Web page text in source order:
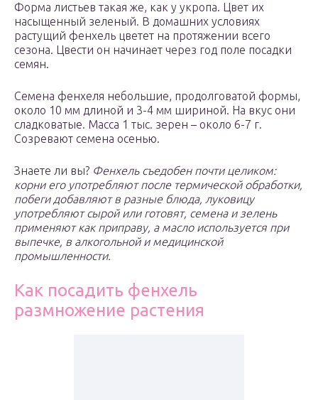
Форма листьев такая же, как у укропа. Цвет их
насыщенный зеленый. В домашних условиях
растущий фенхель цветет на протяжении всего
сезона. Цвести он начинает через год поле посадки
семян.
Семена фенхеля небольшие, продолговатой формы,
около 10 мм длиной и 3-4 мм шириной. На вкус они
сладковатые. Масса 1 тыс. зерен – около 6-7 г.
Созревают семена осенью.
Знаете ли вы? Фенхель съедобен почти целиком:
корни его употребляют после термической обработки,
побеги добавляют в разные блюда, луковицу
употребляют сырой или готовят, семена и зелень
применяют как приправу, а масло используется при
выпечке, в алкогольной и медицинской
промышленности.
Как посадить фенхель
размножение растения